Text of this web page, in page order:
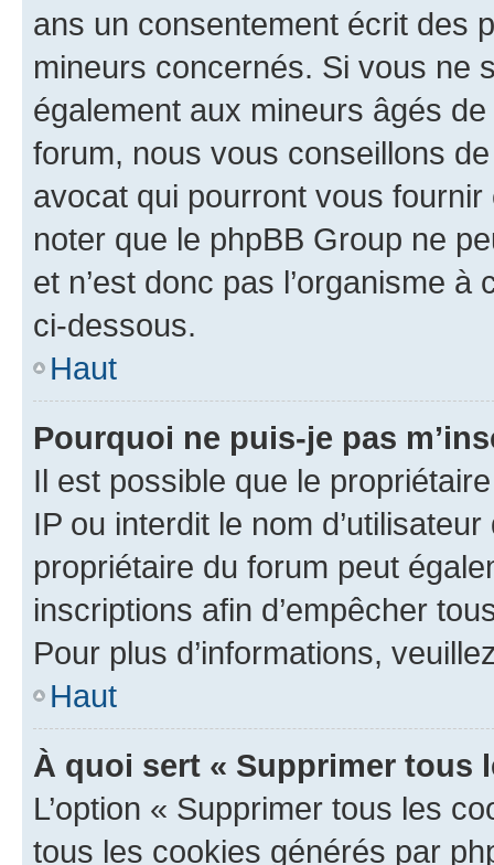
ans un consentement écrit des
mineurs concernés. Si vous ne
également aux mineurs âgés
forum, nous vous conseillons
avocat qui pourront vous
noter que le phpBB Group ne
et n’est donc pas l’organisme
ci-dessous.
Haut
Pourquoi ne puis-je pas
Il est possible que le
IP ou interdit le nom
propriétaire du forum peut
inscriptions afin d’empêcher
Pour plus d’informations,
Haut
À quoi sert « Supprimer tous
L’option « Supprimer tous les
tous les cookies générés par